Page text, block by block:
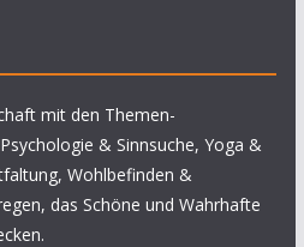
mit den Themen-
& Sinnsuche, Yoga &
Wohlbefinden &
das Schöne und Wahrhafte